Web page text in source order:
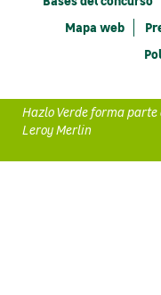
Mapa web
Hazlo Verde forma parte
Leroy Merlin